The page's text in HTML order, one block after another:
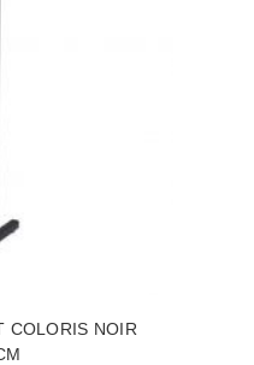
COLORIS NOIR